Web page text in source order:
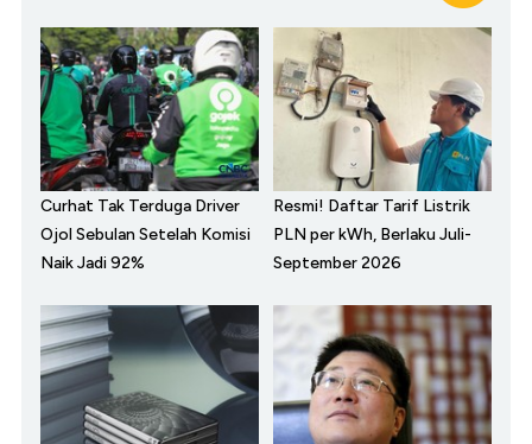
Curhat Tak Terduga Driver
Ojol Sebulan Setelah Komisi
Naik Jadi 92%
Resmi! Daftar Tarif Listrik
PLN per kWh, Berlaku Juli-
September 2026